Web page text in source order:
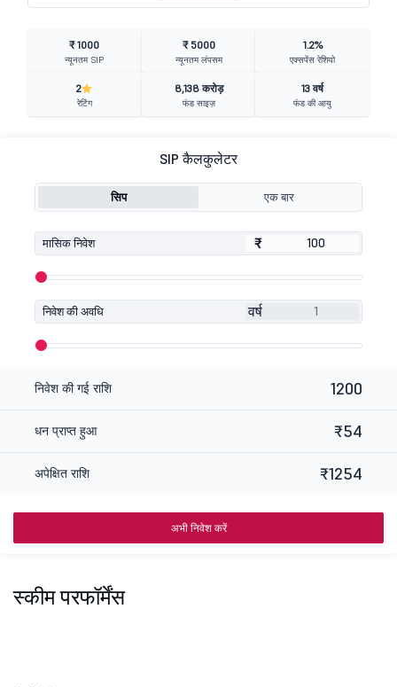
₹ 1000
न्यूनतम SIP
₹ 5000
न्यूनतम लंपसम
1.2%
एक्सपेंस रेशियो
2
रेटिंग
8,138 करोड़
फंड साइज़
13 वर्ष
फंड की आयु
SIP कैलकुलेटर
सिप एक बार
मासिक निवेश ₹
₹
निवेश की अवधि वर्ष
निवेश की गई राशि 1200
धन प्राप्त हुआ ₹54
अपेक्षित राशि ₹1254
अभी निवेश करें
स्कीम परफॉर्मेंस